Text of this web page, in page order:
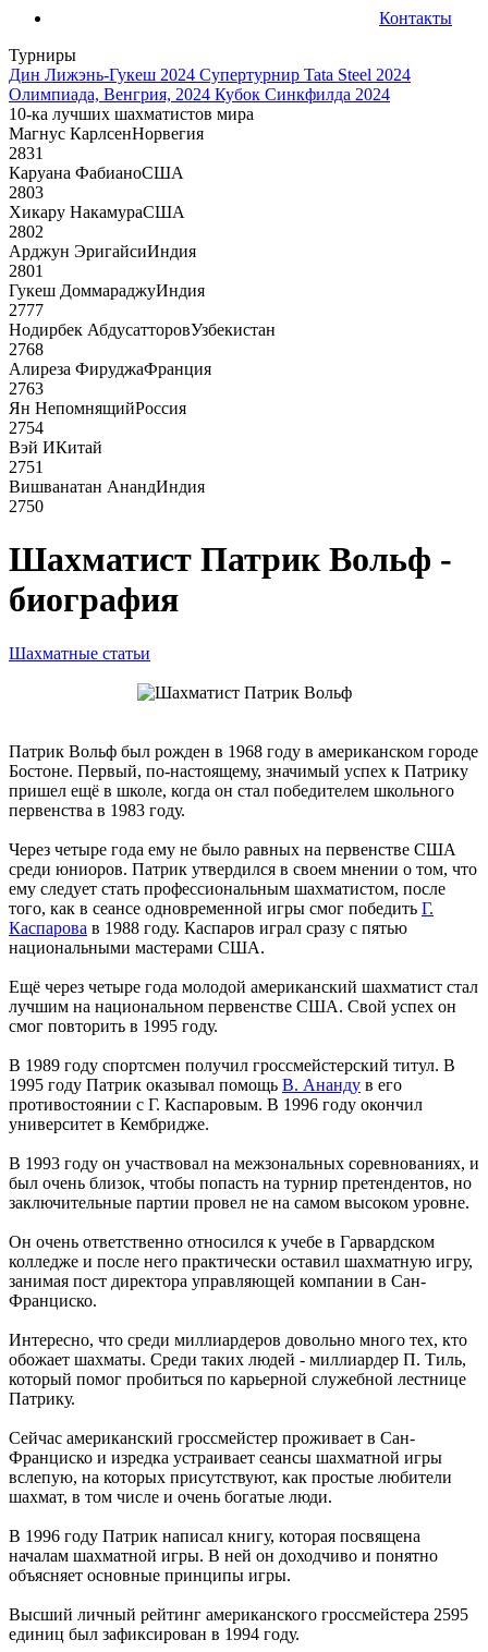
Контакты
Турниры
Дин Лижэнь-Гукеш 2024 Супертурнир Tata Steel 2024
Олимпиада, Венгрия, 2024 Кубок Синкфилда 2024
10-ка лучших шахматистов мира
Магнус КарлсенНорвегия
2831
Каруана ФабианоСША
2803
Хикару НакамураСША
2802
Арджун ЭригайсиИндия
2801
Гукеш ДоммараджуИндия
2777
Нодирбек АбдусатторовУзбекистан
2768
Алиреза ФируджаФранция
2763
Ян НепомнящийРоссия
2754
Вэй ИКитай
2751
Вишванатан АнандИндия
2750
Шахматист Патрик Вольф -
биография
Шахматные статьи
Патрик Вольф был рожден в 1968 году в американском городе
Бостоне. Первый, по-настоящему, значимый успех к Патрику
пришел ещё в школе, когда он стал победителем школьного
первенства в 1983 году.
Через четыре года ему не было равных на первенстве США
среди юниоров. Патрик утвердился в своем мнении о том, что
ему следует стать профессиональным шахматистом, после
того, как в сеансе одновременной игры смог победить Г.
Каспарова в 1988 году. Каспаров играл сразу с пятью
национальными мастерами США.
Ещё через четыре года молодой американский шахматист стал
лучшим на национальном первенстве США. Свой успех он
смог повторить в 1995 году.
В 1989 году спортсмен получил гроссмейстерский титул. В
1995 году Патрик оказывал помощь В. Ананду в его
противостоянии с Г. Каспаровым. В 1996 году окончил
университет в Кембридже.
В 1993 году он участвовал на межзональных соревнованиях, и
был очень близок, чтобы попасть на турнир претендентов, но
заключительные партии провел не на самом высоком уровне.
Он очень ответственно относился к учебе в Гарвардском
колледже и после него практически оставил шахматную игру,
занимая пост директора управляющей компании в Сан-
Франциско.
Интересно, что среди миллиардеров довольно много тех, кто
обожает шахматы. Среди таких людей - миллиардер П. Тиль,
который помог пробиться по карьерной служебной лестнице
Патрику.
Сейчас американский гроссмейстер проживает в Сан-
Франциско и изредка устраивает сеансы шахматной игры
вслепую, на которых присутствуют, как простые любители
шахмат, в том числе и очень богатые люди.
В 1996 году Патрик написал книгу, которая посвящена
началам шахматной игры. В ней он доходчиво и понятно
объясняет основные принципы игры.
Высший личный рейтинг американского гроссмейстера 2595
единиц был зафиксирован в 1994 году.